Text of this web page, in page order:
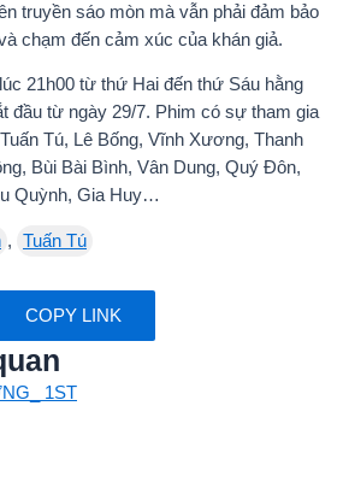
truyền sáo mòn mà vẫn phải đảm bảo
chạm đến cảm xúc của khán giả.
21h00 từ thứ Hai đến thứ Sáu hằng
đầu từ ngày 29/7. Phim có sự tham gia
Tú, Lê Bống, Vĩnh Xương, Thanh
Bùi Bài Bình, Vân Dung, Quý Đôn,
Quỳnh, Gia Huy…
, Tuấn Tú
COPY LINK